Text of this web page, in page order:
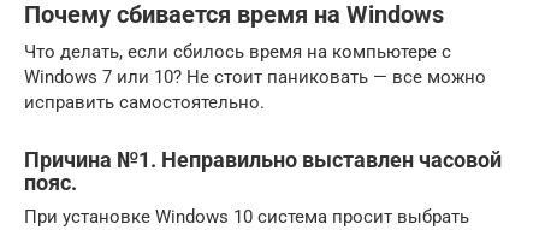
Почему сбивается время на Windows
Что делать, если сбилось время на компьютере с
Windows 7 или 10? Не стоит паниковать — все можно
исправить самостоятельно.
Причина №1. Неправильно выставлен часовой
пояс.
При установке Windows 10 система просит выбрать